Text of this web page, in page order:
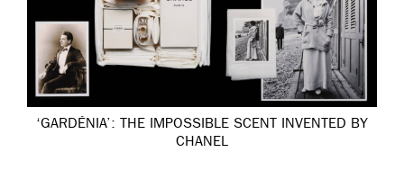
‘GARDÉNIA’: THE IMPOSSIBLE SCENT INVENTED BY
CHANEL